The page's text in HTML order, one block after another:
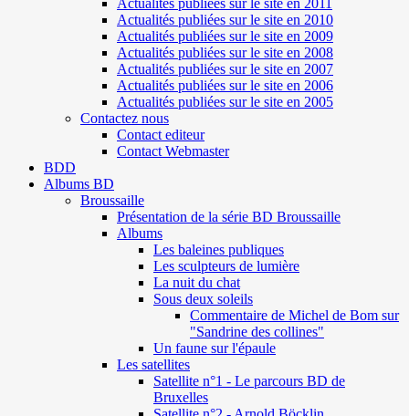
Actualités publiées sur le site en 2010
Actualités publiées sur le site en 2009
Actualités publiées sur le site en 2008
Actualités publiées sur le site en 2007
Actualités publiées sur le site en 2006
Actualités publiées sur le site en 2005
Contactez nous
Contact editeur
Contact Webmaster
BDD
Albums BD
Broussaille
Présentation de la série BD Broussaille
Albums
Les baleines publiques
Les sculpteurs de lumière
La nuit du chat
Sous deux soleils
Commentaire de Michel de Bom sur
"Sandrine des collines"
Un faune sur l'épaule
Les satellites
Satellite n°1 - Le parcours BD de
Bruxelles